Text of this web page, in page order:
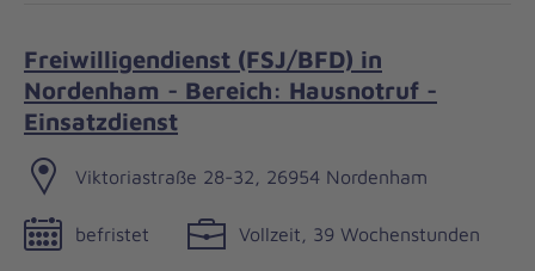
Freiwilligendienst (FSJ/BFD) in
Nordenham - Bereich: Hausnotruf -
Einsatzdienst
Viktoriastraße 28-32, 26954 Nordenham
befristet Vollzeit, 39 Wochenstunden